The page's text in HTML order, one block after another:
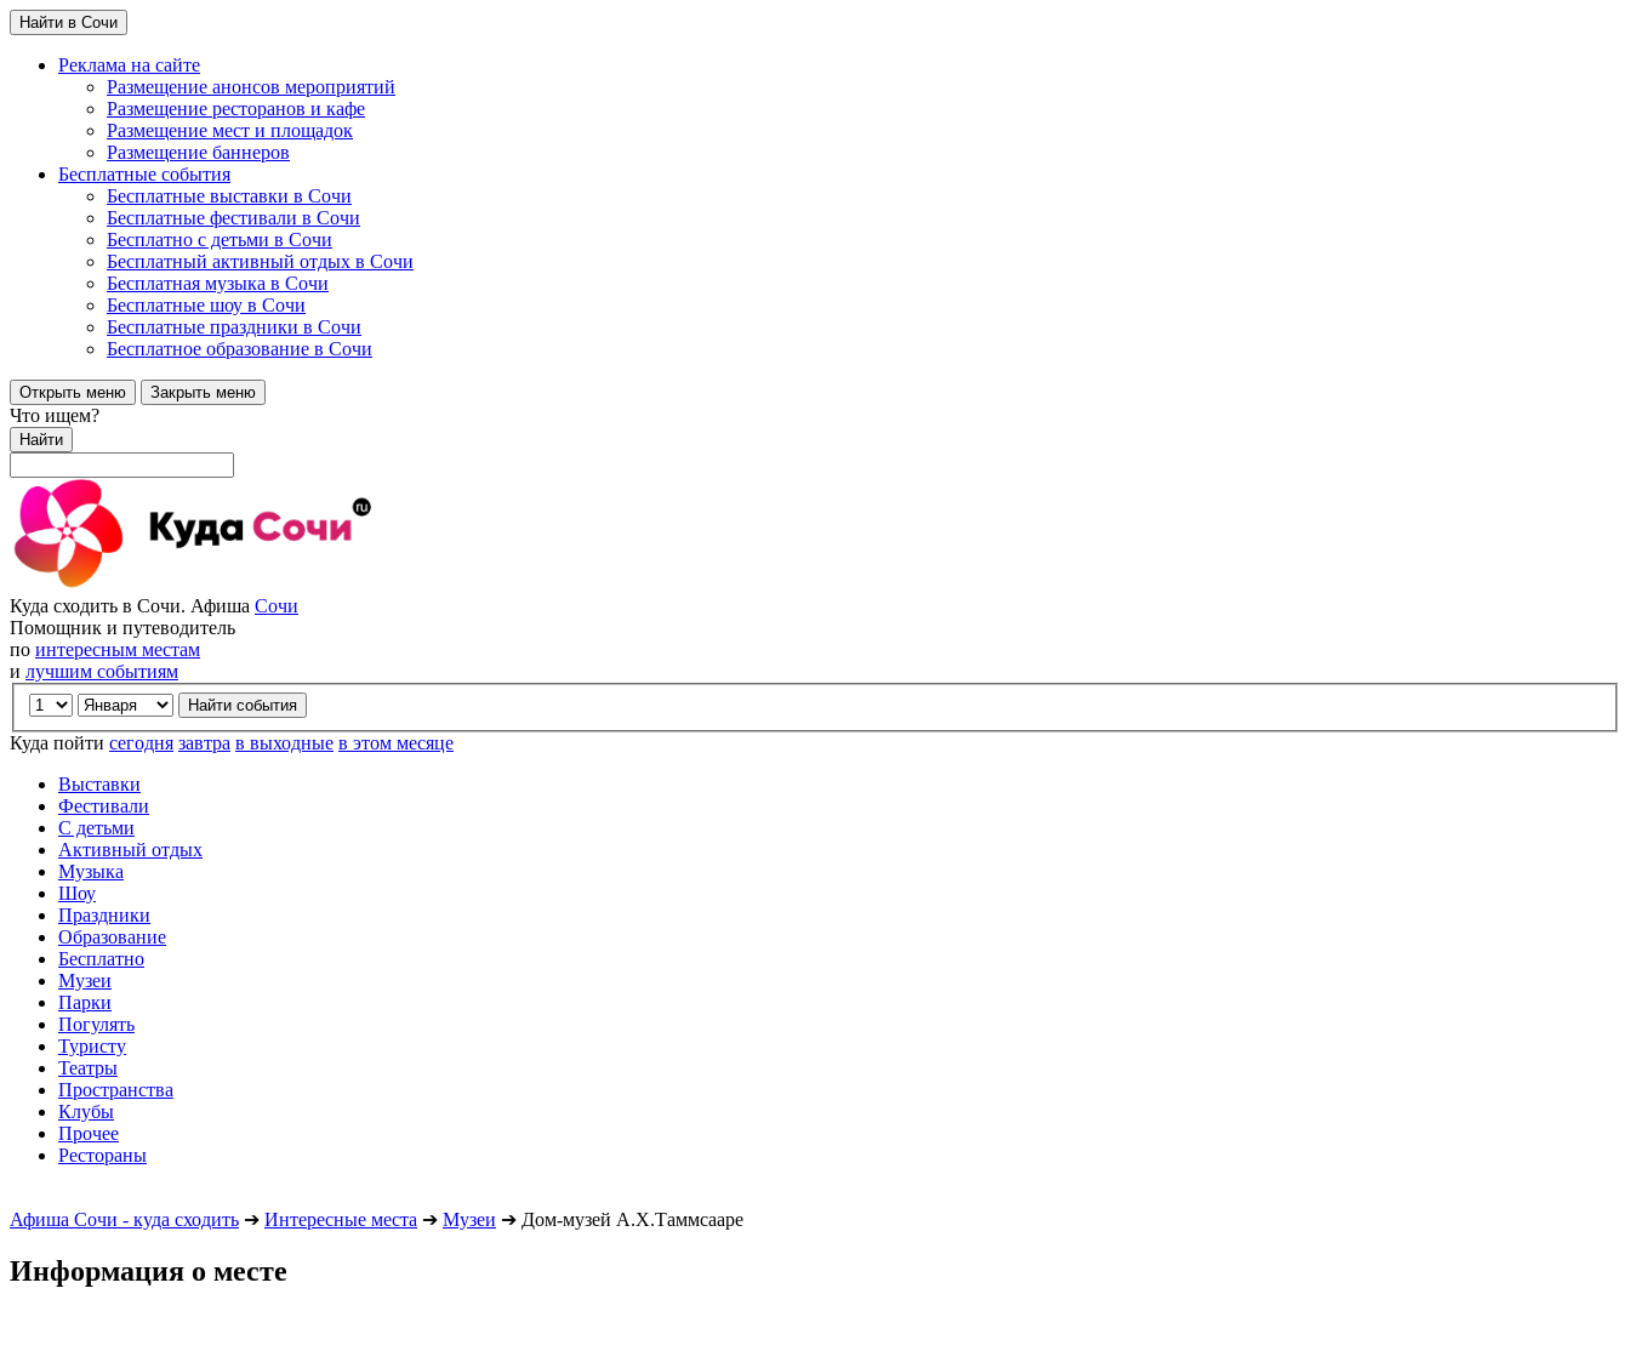
Найти в Сочи
Реклама на сайте
Размещение анонсов мероприятий
Размещение ресторанов и кафе
Размещение мест и площадок
Размещение баннеров
Бесплатные события
Бесплатные выставки в Сочи
Бесплатные фестивали в Сочи
Бесплатно с детьми в Сочи
Бесплатный активный отдых в Сочи
Бесплатная музыка в Сочи
Бесплатные шоу в Сочи
Бесплатные праздники в Сочи
Бесплатное образование в Сочи
Открыть меню Закрыть меню
Что ищем?
Найти
Куда сходить в Сочи. Афиша Сочи
Помощник и путеводитель
по интересным местам
и лучшим событиям
Куда пойти сегодня завтра в выходные в этом месяце
Выставки
Фестивали
С детьми
Активный отдых
Музыка
Шоу
Праздники
Образование
Бесплатно
Музеи
Парки
Погулять
Туристу
Театры
Пространства
Клубы
Прочее
Рестораны
Афиша Сочи - куда сходить ➔ Интересные места ➔ Музеи ➔ Дом-музей А.Х.Таммсааре
Информация о месте